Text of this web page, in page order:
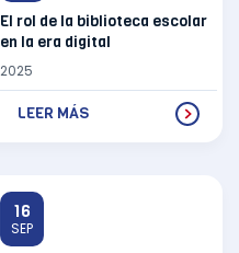
El rol de la biblioteca escolar
en la era digital
2025
LEER MÁS
16
SEP